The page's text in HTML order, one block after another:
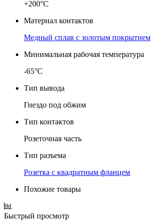
+200°C
Материал контактов
Медный сплав с золотым покрытием
Минимальная рабочая температура
-65°C
Тип вывода
Гнездо под обжим
Тип контактов
Розеточная часть
Тип разъема
Розетка с квадратным фланцем
Похожие товары
Быстрый просмотр